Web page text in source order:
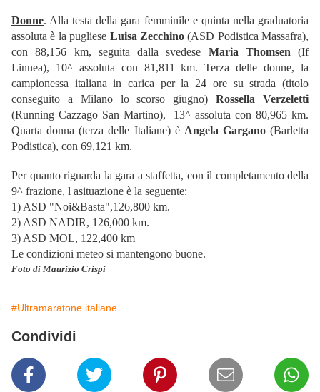
Donne. Alla testa della gara femminile e quinta nella graduatoria
assoluta è la pugliese Luisa Zecchino(ASD Podistica Massafra),
con 88,156 km, seguita dalla svedese Maria Thomsen (If
Linnea), 10^ assoluta con 81,811 km. Terza delle donne, la
campionessa italiana in carica per la 24 ore su strada (titolo
conseguito a Milano lo scorso giugno)Rossella Verzeletti
(Running Cazzago San Martino), 13^ assoluta con 80,965 km.
Quarta donna (terza delle Italiane) è Angela Gargano(Barletta
Podistica), con 69,121 km.
Per quanto riguarda la gara a staffetta, con il completamento della
9^ frazione, l asituazione è la seguente:
1) ASD "Noi&Basta",126,800 km.
2) ASD NADIR, 126,000 km.
3) ASD MOL, 122,400 km
Le condizioni meteo si mantengono buone.
Foto di Maurizio Crispi
#Ultramaratone italiane
Condividi